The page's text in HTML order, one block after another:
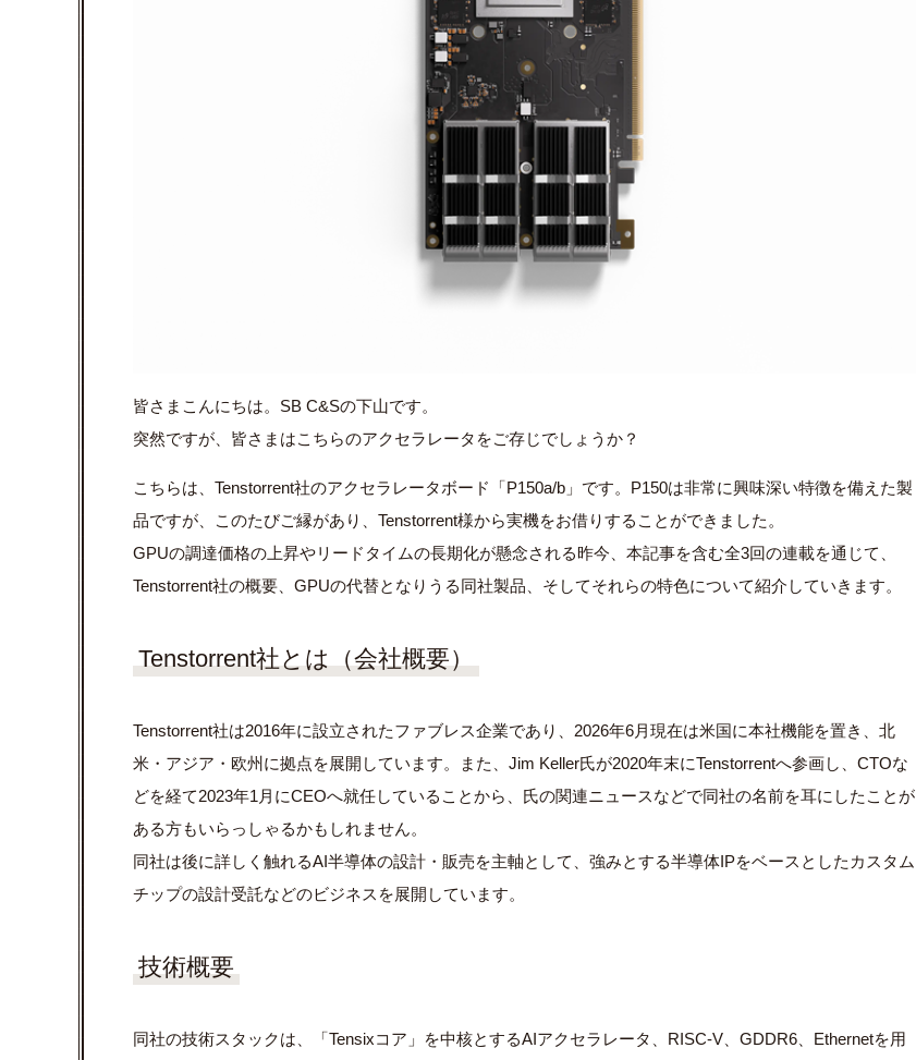
皆さまこんにちは。SB C&Sの下山です。
突然ですが、皆さまはこちらのアクセラレータをご存じでしょうか？
こちらは、Tenstorrent社のアクセラレータボード「P150a/b」です。P150は非常に興味深い特徴を備えた製
品ですが、このたびご縁があり、Tenstorrent様から実機をお借りすることができました。
GPUの調達価格の上昇やリードタイムの長期化が懸念される昨今、本記事を含む全3回の連載を通じて、
Tenstorrent社の概要、GPUの代替となりうる同社製品、そしてそれらの特色について紹介していきます。
Tenstorrent社とは（会社概要）
Tenstorrent社は2016年に設立されたファブレス企業であり、2026年6月現在は米国に本社機能を置き、北
米・アジア・欧州に拠点を展開しています。また、Jim Keller氏が2020年末にTenstorrentへ参画し、CTOな
どを経て2023年1月にCEOへ就任していることから、氏の関連ニュースなどで同社の名前を耳にしたことが
ある方もいらっしゃるかもしれません。
同社は後に詳しく触れるAI半導体の設計・販売を主軸として、強みとする半導体IPをベースとしたカスタム
チップの設計受託などのビジネスを展開しています。
技術概要
同社の技術スタックは、「Tensixコア」を中核とするAIアクセラレータ、RISC-V、GDDR6、Ethernetを用